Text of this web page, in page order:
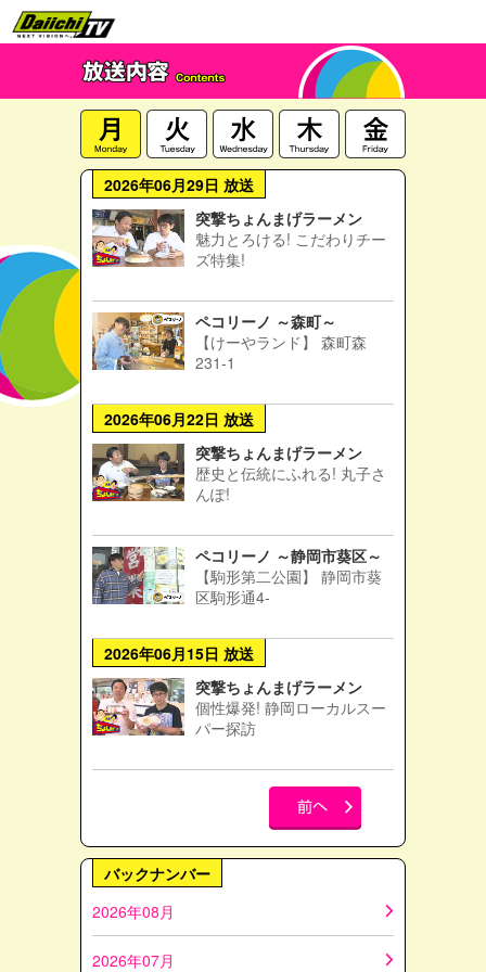
2026年06月29日 放送
突撃ちょんまげラーメン
魅力とろける! こだわりチー
ズ特集!
ペコリーノ ～森町～
【けーやランド】 森町森
231-1
2026年06月22日 放送
突撃ちょんまげラーメン
歴史と伝統にふれる! 丸子さ
んぽ!
ペコリーノ ～静岡市葵区～
【駒形第二公園】 静岡市葵
区駒形通4-
2026年06月15日 放送
突撃ちょんまげラーメン
個性爆発! 静岡ローカルスー
パー探訪
バックナンバー
2026年08月
2026年07月